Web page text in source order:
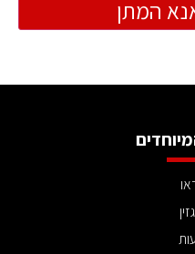
המתן